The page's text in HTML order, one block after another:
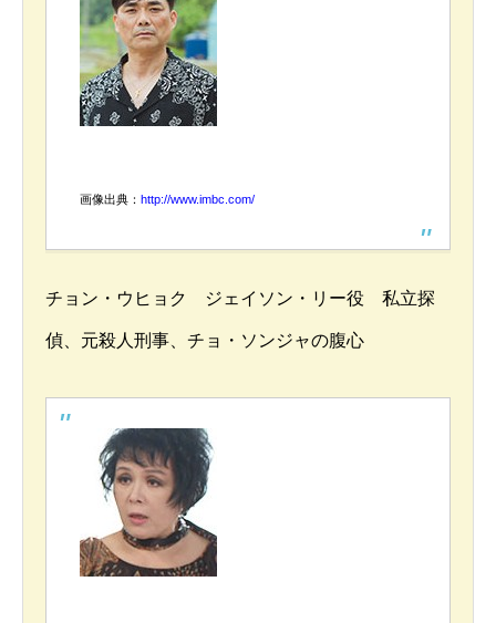
画像出典： http://www.imbc.com/
チョン・ウヒョク ジェイソン・リー役 私立探
偵、元殺人刑事、チョ・ソンジャの腹心